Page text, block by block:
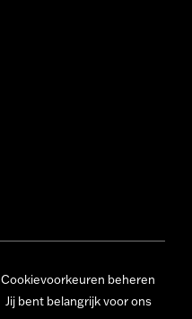
Cookievoorkeuren beheren
Jij bent belangrijk voor ons